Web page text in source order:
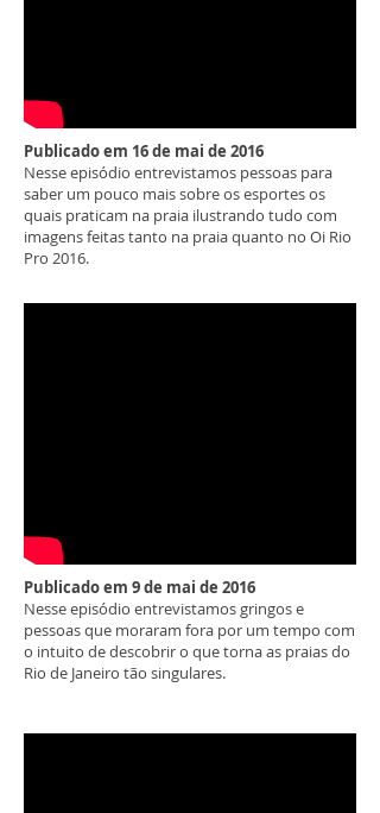
Publicado em 16 de mai de 2016
Nesse episódio entrevistamos pessoas para
saber um pouco mais sobre os esportes os
quais praticam na praia ilustrando tudo com
imagens feitas tanto na praia quanto no Oi Rio
Pro 2016.
Publicado em 9 de mai de 2016
Nesse episódio entrevistamos gringos e
pessoas que moraram fora por um tempo com
o intuito de descobrir o que torna as praias do
Rio de Janeiro tão singulares.